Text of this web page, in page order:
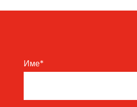
Име*